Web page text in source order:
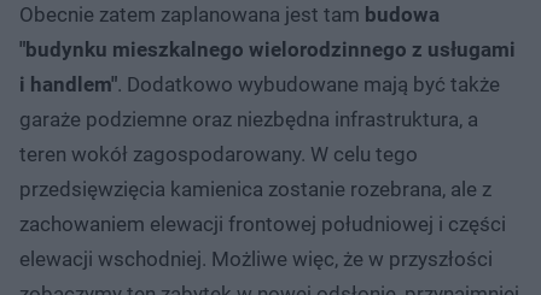
Obecnie zatem zaplanowana jest tam budowa
"budynku mieszkalnego wielorodzinnego z usługami
i handlem". Dodatkowo wybudowane mają być także
garaże podziemne oraz niezbędna infrastruktura, a
teren wokół zagospodarowany. W celu tego
przedsięwzięcia kamienica zostanie rozebrana, ale z
zachowaniem elewacji frontowej południowej i części
elewacji wschodniej. Możliwe więc, że w przyszłości